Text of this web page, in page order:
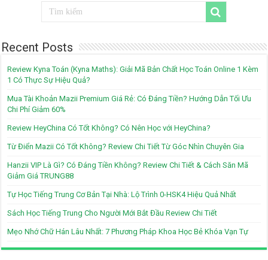
Recent Posts
Review Kyna Toán (Kyna Maths): Giải Mã Bản Chất Học Toán Online 1 Kèm
1 Có Thực Sự Hiệu Quả?
Mua Tài Khoản Mazii Premium Giá Rẻ: Có Đáng Tiền? Hướng Dẫn Tối Ưu
Chi Phí Giảm 60%
Review HeyChina Có Tốt Không? Có Nên Học với HeyChina?
Từ Điển Mazii Có Tốt Không? Review Chi Tiết Từ Góc Nhìn Chuyên Gia
Hanzii VIP Là Gì? Có Đáng Tiền Không? Review Chi Tiết & Cách Săn Mã
Giảm Giá TRUNG88
Tự Học Tiếng Trung Cơ Bản Tại Nhà: Lộ Trình 0-HSK4 Hiệu Quả Nhất
Sách Học Tiếng Trung Cho Người Mới Bắt Đầu Review Chi Tiết
Mẹo Nhớ Chữ Hán Lâu Nhất: 7 Phương Pháp Khoa Học Bẻ Khóa Vạn Tự